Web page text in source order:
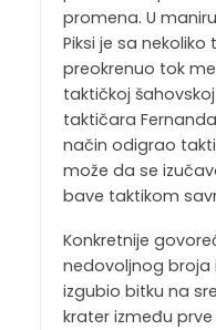
promena. U
Piksi je sa
preokrenuo tok
taktičkoj
taktičara
način odigrao
može da se
bave taktikom
Konkretnije
nedovoljnog broja
izgubio bitku na
krater između